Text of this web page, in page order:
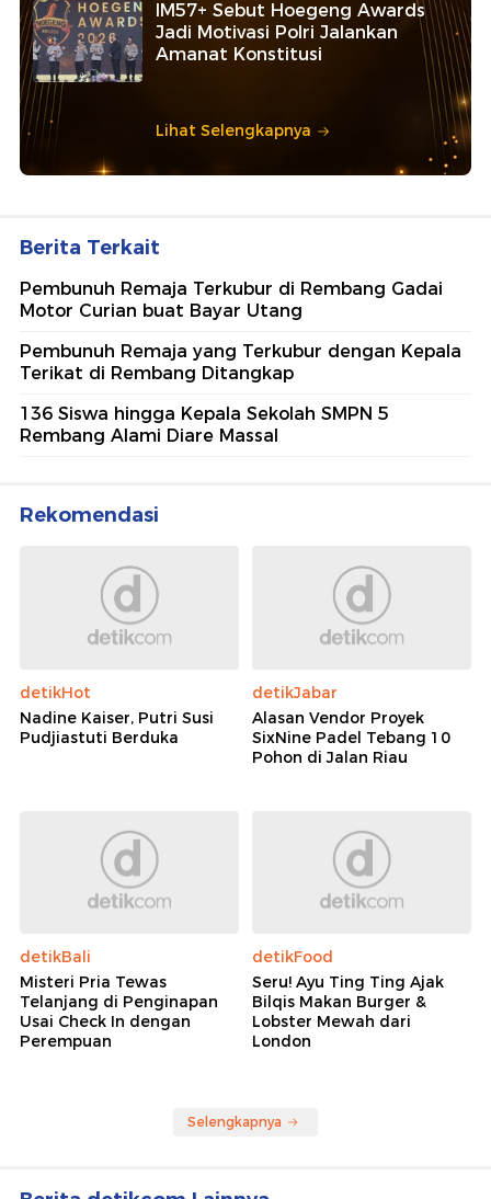
IM57+ Sebut Hoegeng Awards
Jadi Motivasi Polri Jalankan
Amanat Konstitusi
Lihat Selengkapnya
Berita Terkait
Pembunuh Remaja Terkubur di Rembang Gadai
Motor Curian buat Bayar Utang
Pembunuh Remaja yang Terkubur dengan Kepala
Terikat di Rembang Ditangkap
136 Siswa hingga Kepala Sekolah SMPN 5
Rembang Alami Diare Massal
Rekomendasi
detikHot
Nadine Kaiser, Putri Susi
Pudjiastuti Berduka
detikJabar
Alasan Vendor Proyek
SixNine Padel Tebang 10
Pohon di Jalan Riau
detikBali
Misteri Pria Tewas
Telanjang di Penginapan
Usai Check In dengan
Perempuan
detikFood
Seru! Ayu Ting Ting Ajak
Bilqis Makan Burger &
Lobster Mewah dari
London
Selengkapnya